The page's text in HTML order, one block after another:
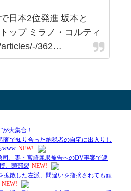
日本2位発進 坂本と
ップ ミラノ・コルティ
362…